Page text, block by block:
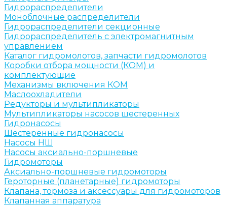
Гидрораспределители
Моноблочные распределители
Гидрораспределители секционные
Гидрораспределитель с электромагнитным
управлением
Каталог гидромолотов, запчасти гидромолотов
Коробки отбора мощности (КОМ) и
комплектующие
Механизмы включения КОМ
Маслоохладители
Редукторы и мультипликаторы
Мультипликаторы насосов шестеренных
Гидронасосы
Шестеренные гидронасосы
Насосы НШ
Насосы аксиально-поршневые
Гидромоторы
Аксиально-поршневые гидромоторы
Героторные (планетарные) гидромоторы
Клапана, тормоза и аксессуары для гидромоторов
Клапанная аппаратура